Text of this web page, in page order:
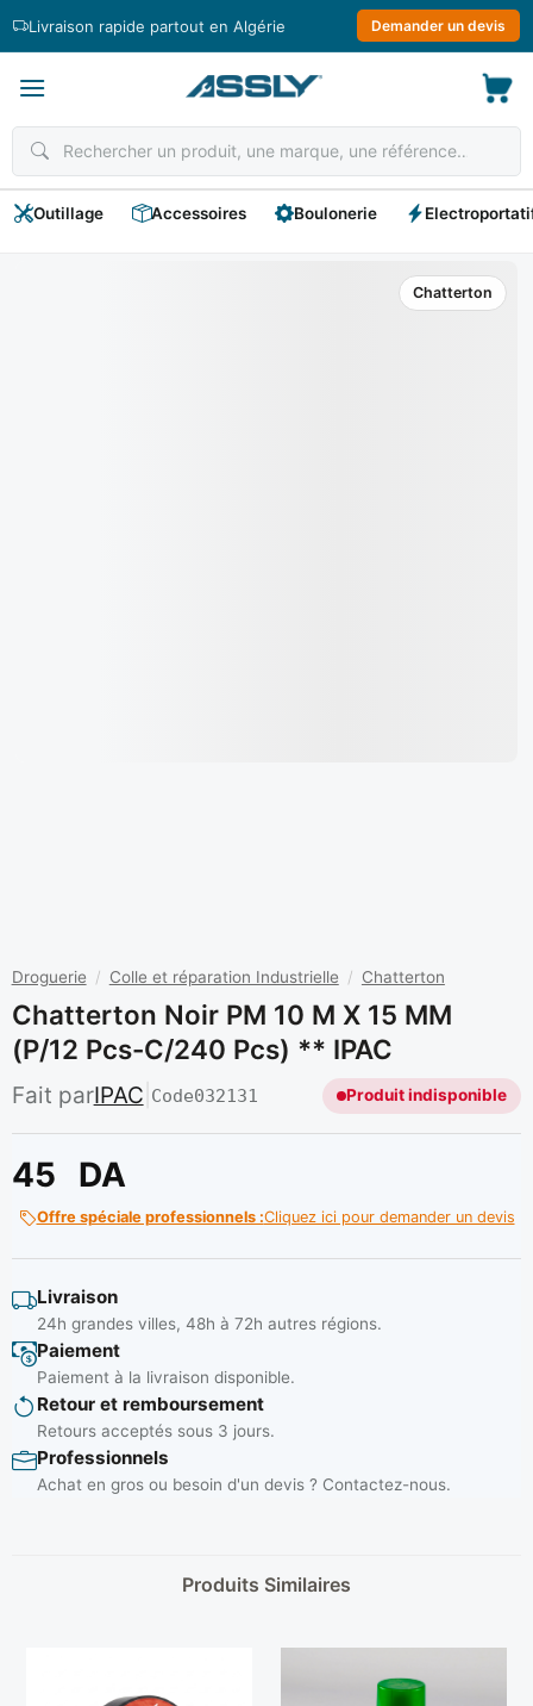
Livraison rapide partout en Algérie Demander un devis
Outillage Accessoires Boulonerie
Chatterton
Droguerie / Colle et réparation Industrielle / Chatterton
Chatterton Noir PM 10 M X 15 MM
(P/12 Pcs-C/240 Pcs) ** IPAC
Fait parIPAC Code032131 Produit indisponible
45 DA
Offre spéciale professionnels :Cliquez ici pour demander un devis
Livraison
24h grandes villes, 48h à 72h autres régions.
Paiement
Paiement à la livraison disponible.
Retour et remboursement
Retours acceptés sous 3 jours.
Professionnels
Achat en gros ou besoin d'un devis ? Contactez-nous.
Produits Similaires